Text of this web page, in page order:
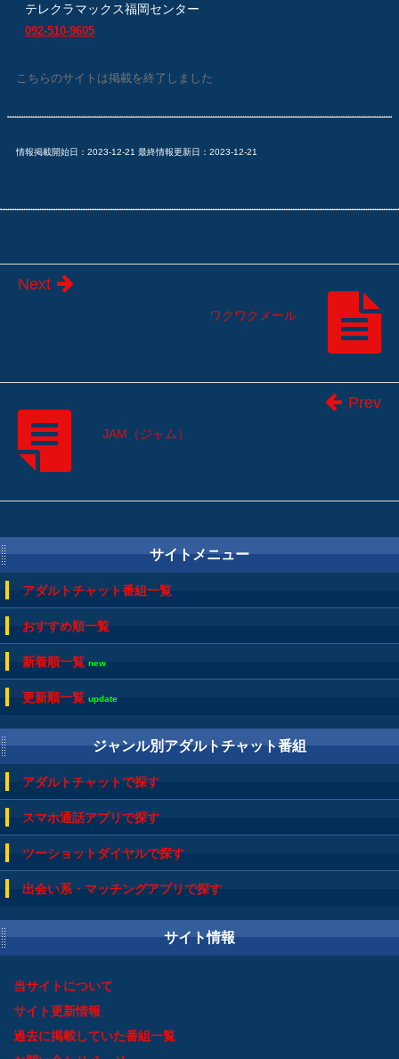
テレクラマックス福岡センター
092-510-9605
こちらのサイトは掲載を終了しました
情報掲載開始日：2023-12-21 最終情報更新日：2023-12-21
ワクワクメール
Next
JAM（ジャム）
Prev
サイトメニュー
アダルトチャット番組一覧
おすすめ順一覧
新着順一覧 new
更新順一覧 update
ジャンル別アダルトチャット番組
アダルトチャットで探す
スマホ通話アプリで探す
ツーショットダイヤルで探す
出会い系・マッチングアプリで探す
サイト情報
当サイトについて
サイト更新情報
過去に掲載していた番組一覧